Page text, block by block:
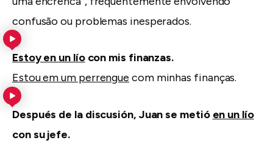
confusão ou problemas inesperados.
Estoy en un líocon mis finanzas.
Estou em um perrengue com minhas finanças.
Después de la discusión, Juan se metió en un lío
con su jefe.